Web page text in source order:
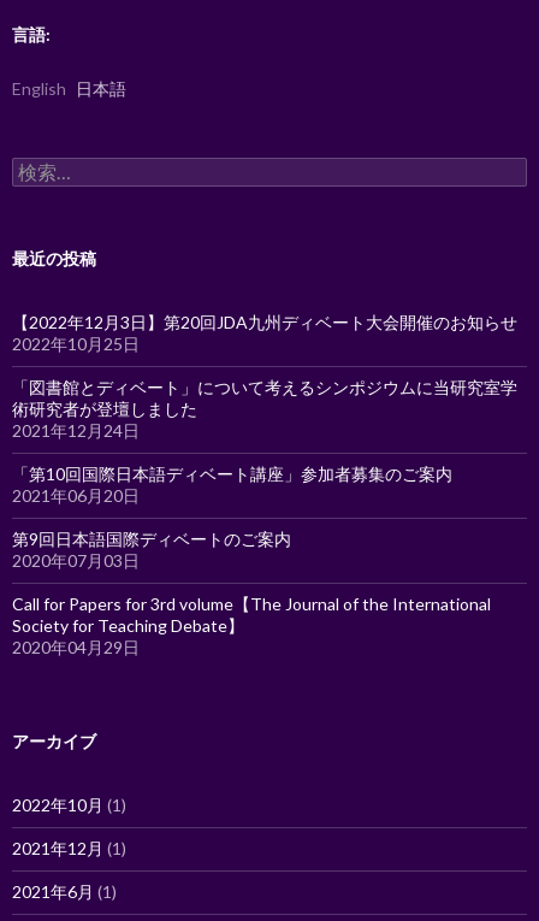
言語:
English 日本語
検
索:
最近の投稿
【2022年12月3日】第20回JDA九州ディベート大会開催のお知らせ
2022年10月25日
「図書館とディベート」について考えるシンポジウムに当研究室学
術研究者が登壇しました
2021年12月24日
「第10回国際日本語ディベート講座」参加者募集のご案内
2021年06月20日
第9回日本語国際ディベートのご案内
2020年07月03日
Call for Papers for 3rd volume【The Journal of the International
Society for Teaching Debate】
2020年04月29日
アーカイブ
2022年10月 (1)
2021年12月 (1)
2021年6月 (1)